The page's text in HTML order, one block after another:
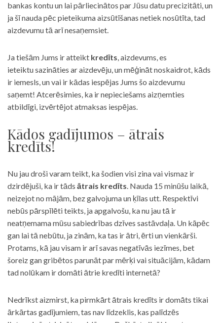
bankas kontu un lai pārliecinātos par Jūsu datu precizitāti, un
ja šī nauda pēc pieteikuma aizsūtīšanas netiek nosūtīta, tad
aizdevumu tā arī nesaņemsiet.
Ja tiešām Jums ir atteikt kredīts, aizdevums, es
ieteiktu sazināties ar aizdevēju, un mēģināt noskaidrot, kāds
ir iemesls, un vai ir kādas iespējas Jums šo aizdevumu
saņemt! Atcerēsimies, ka ir nepieciešams aizņemties
atbildīgi, izvērtējot atmaksas iespējas.
Kādos gadījumos – ātrais
kredīts!
Nu jau droši varam teikt, ka šodien visi zina vai vismaz ir
dzirdējuši, ka ir tāds ātrais kredīts. Nauda 15 minūšu laikā,
neizejot no mājām, bez galvojuma un ķīlas utt. Respektīvi
nebūs pārspīlēti teikts, ja apgalvošu, ka nu jau tā ir
neatņemama mūsu sabiedrības dzīves sastāvdaļa. Un kāpēc
gan lai tā nebūtu, ja zinām, ka tas ir ātri, ērti un vienkārši.
Protams, kā jau visam ir arī savas negatīvās iezīmes, bet
šoreiz gan gribētos parunāt par mērķi vai situācijām, kādam
tad nolūkam ir domāti ātrie kredīti internetā?
Nedrīkst aizmirst, ka pirmkārt ātrais kredīts ir domāts tikai
ārkārtas gadījumiem, tas nav līdzeklis, kas palīdzēs